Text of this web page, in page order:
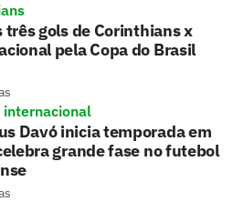
três gols de Corinthians x
pela Copa do Brasil
Davó inicia temporada em
grande fase no futebol